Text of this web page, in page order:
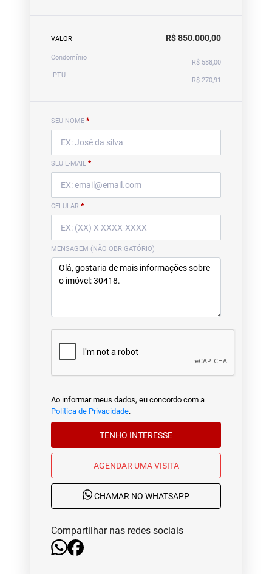
VALOR R$ 850.000,00
Condomínio
R$ 588,00
IPTU
R$ 270,91
SEU NOME *
SEU E-MAIL *
CELULAR *
MENSAGEM (NÃO OBRIGATÓRIO)
Ao informar meus dados, eu concordo com a
Política de Privacidade.
TENHO INTERESSE
AGENDAR UMA VISITA
CHAMAR NO WHATSAPP
Compartilhar nas redes sociais